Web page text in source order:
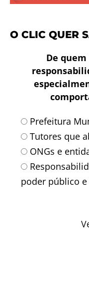
O CLIC QUER
De
Prefeitura
Tutores que
ONGs e
poder público